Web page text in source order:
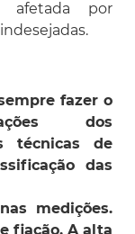
por
fazer o
dos
técnicas de
das
medições.
fiação. A alta